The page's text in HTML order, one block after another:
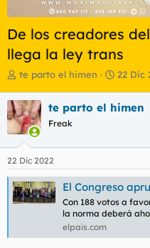
De los creadores
llega la ley trans
I
i
c
i
a
d
o
r
d
e
e
te parto el himen
F
h
e
n
i
c
i
22 Dic
te parto el himen
Freak
22 Dic 2022
El Congreso aprueba la ‘ley
Con 188 votos a
la norma deberá
elpais.com